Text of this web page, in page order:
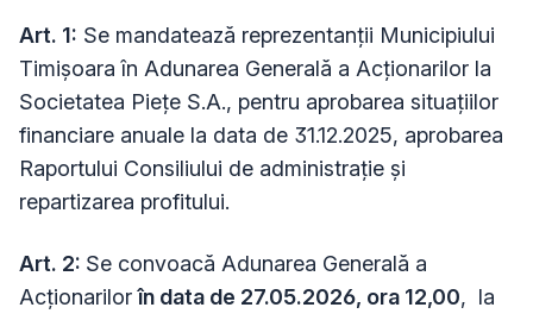
Art. 1: Se mandatează reprezentanții Municipiului
Timișoara în Adunarea Generală a Acționarilor la
Societatea Piețe S.A., pentru aprobarea situațiilor
financiare anuale la data de 31.12.2025, aprobarea
Raportului Consiliului de administrație și
repartizarea profitului.
Art. 2: Se convoacă Adunarea Generală a
Acționarilorîn data de 27.05.2026, ora 12,00, la